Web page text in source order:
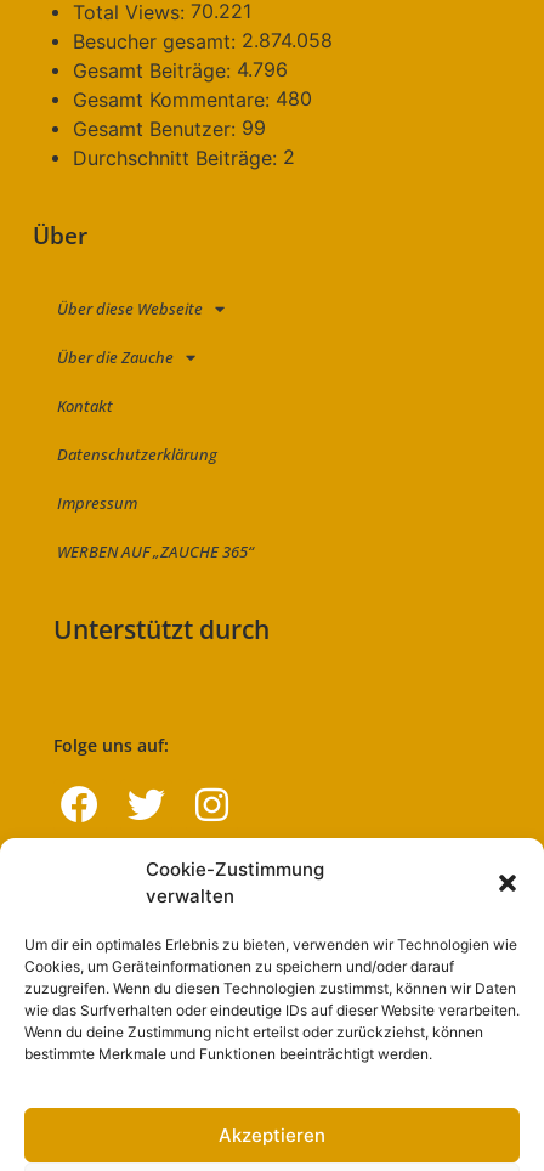
Cookie-Zustimmung
verwalten
Um dir ein optimales Erlebnis zu bieten, verwenden wir Technologien wie
Cookies, um Geräteinformationen zu speichern und/oder darauf
zuzugreifen. Wenn du diesen Technologien zustimmst, können wir Daten
wie das Surfverhalten oder eindeutige IDs auf dieser Website verarbeiten.
Wenn du deine Zustimmung nicht erteilst oder zurückziehst, können
bestimmte Merkmale und Funktionen beeinträchtigt werden.
Akzeptieren
Total Views: 70.221
Besucher gesamt: 2.874.058
Gesamt Beiträge: 4.796
Gesamt Kommentare: 480
Gesamt Benutzer: 99
Durchschnitt Beiträge: 2
Über
Über diese Webseite
Über die Zauche
Kontakt
Datenschutzerklärung
Impressum
WERBEN AUF „ZAUCHE 365“
Unterstützt durch
Folge uns auf:
Navigation
Start
Nutzungsbedingungen
Abo
Kontakt